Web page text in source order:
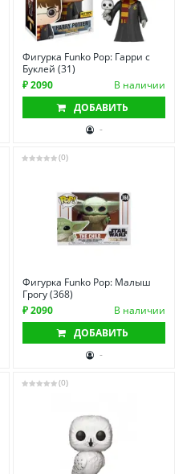
Фигурка Funko Pop: Гарри с
Буклей (31)
₽ 2090
В наличии
ДОБАВИТЬ
-
(0)
Фигурка Funko Pop: Малыш
Грогу (368)
₽ 2090
В наличии
ДОБАВИТЬ
-
(0)